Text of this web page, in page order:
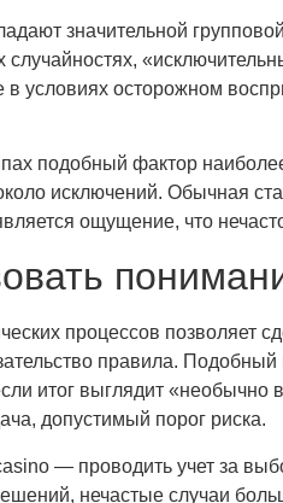
значительной
условиях осторожном
подобный фактор
исключений. Обычная
ощущение, что
процессов позволяет
правила.
итог выглядит «необычно
допустимый порог риска.
— проводить учет за
нечастые случаи